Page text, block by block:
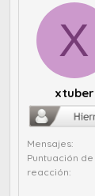
X
xtuber
Mensajes
Puntuación de
reacción